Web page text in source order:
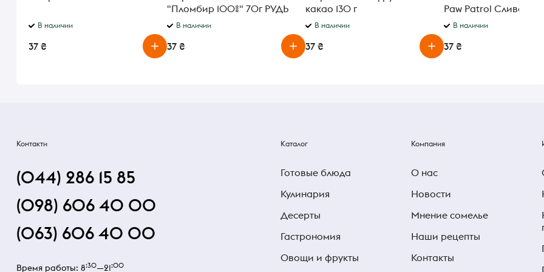
В наличии
37 ₴
"Пломбир 100%" 70г РУДЬ
В наличии
37 ₴
какао 130 г
В наличии
37 ₴
Paw Patrol Сливочно-
ванильный 2.5% 212 г
В наличии
37 ₴
Контакти
(044) 286 15 85
(098) 606 40 00
(063) 606 40 00
Время работы: 8:30—21:00
Каталог
Готовые блюда
Кулинария
Десерты
Гастрономия
Овощи и фрукты
Компания
О нас
Новости
Мнение сомелье
Наши рецепты
Контакты